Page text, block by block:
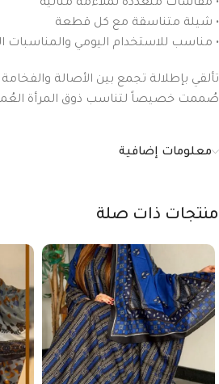
• مقاسات متعددة لملاءمة مثالية
• شيلة متناسقة مع كل قطعة
• مناسب للاستخدام اليومي والمناسبات
تألقي بإطلالة تجمع بين الأصالة
صُممت خصيصاً لتناسب ذوق المرأة
معلومات إضافية
منتجات ذات صلة